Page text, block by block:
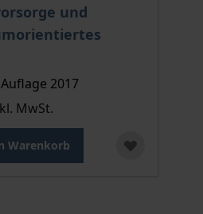
und
2017
MwSt.
Warenkorb